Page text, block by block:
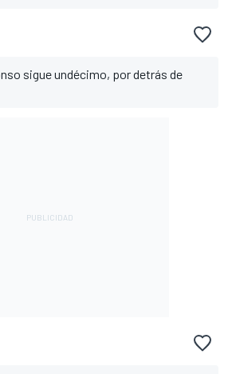
sigue undécimo, por detrás de